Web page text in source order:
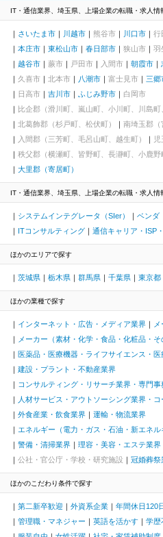
IT・通信業界、埼玉県、上場企業の転職・求人情
さいたま市 川越市 熊谷市 川口市 行
本庄市
東松山市 春日部市 狭山市 羽
越谷市
蕨市 戸田市 入間市 朝霞市
久喜市
北本市 八潮市 富士見市 三郷
日高市
吉川市 ふじみ野市
白岡市
比企郡（滑川町、嵐山町、小川町、川島町
北葛飾郡（杉戸町、松伏町）
南埼玉郡（
入間郡（三芳町、毛呂山町、越生町）
秩父郡（横瀬町、皆野町、長瀞町、小鹿野
大里郡（寄居町）
IT・通信業界、埼玉県、上場企業の転職・求人情
システムインテグレータ（SIer）
ベンダ
ITコンサルティング
通信キャリア・ISP
ほかのエリアで探す
茨城県 栃木県 群馬県 千葉県 東京都
ほかの業種で探す
インターネット・広告・メディア業界
メーカー（素材・化学・食品・化粧品・
医薬品・医療機器・ライフサイエンス・医
建設・プラント・不動産業界
コンサルティング・リサーチ業界・専門
人材サービス・アウトソーシング業界・コ
外食産業・飲食業界
運輸・物流業界
エネルギー（電力・ガス・石油・新エネル
警備・清掃業界
理容・美容・エステ業界
公社・官公庁・学校・研究施設
冠婚葬祭
ほかのこだわり条件で探す
第二新卒歓迎 外資系企業 年間休日120
管理職・マネジャー
英語を活かす 学歴